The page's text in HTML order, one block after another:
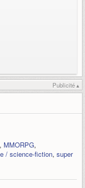
Publicité ▴
, MMORPG,
/ science-fiction, super